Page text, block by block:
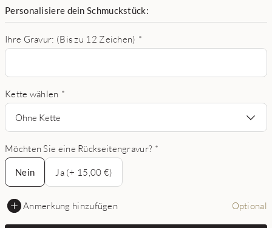
Personalisiere dein Schmuckstück:
Ihre Gravur: (Bis zu 12 Zeichen) *
Kette wählen *
Ohne Kette
Möchten Sie eine Rückseitengravur? *
Nein
Nein
Ja (+ 15,00 €)
Anmerkung hinzufügen Optional